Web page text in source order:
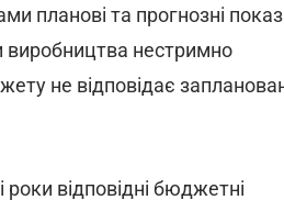
планові та прогнозні
виробництва нестримно
не відповідає
відповідні бюджетні